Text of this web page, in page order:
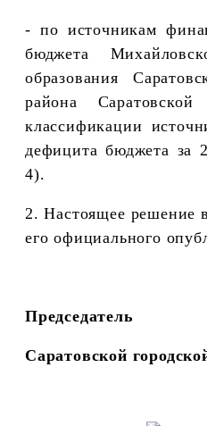
- по источникам
бюджета
образования
района
классификации
дефицита бюджета за
4).
2. Настоящее решение
его официального
Председатель
Саратовской